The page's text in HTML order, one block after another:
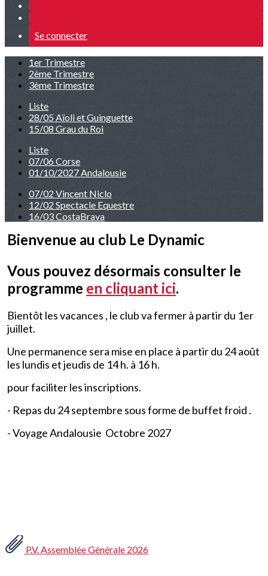
Se connecter
1er Trimestre
2ème Trimestre
3ème Trimestre
Liste
28/05 Aïoli et Guinguette
15/08 Grau du Roi
Liste
07/06 Corse
01/10/2027 Andalousie
07/02 Vincent Niclo
12/02 Spectacle Equestre
16/03 CostaBrava
Bienvenue au club Le Dynamic
Vous pouvez désormais consulter le
programme en cliquant ici.
Bientôt les vacances , le club va fermer à partir du 1er
juillet.
Une permanence sera mise en place à partir du 24 août
les lundis et jeudis de 14 h. à 16 h.
pour faciliter les inscriptions.
- Repas du 24 septembre sous forme de buffet froid .
- Voyage Andalousie Octobre 2027
P.V. Assemblée Générale 2026